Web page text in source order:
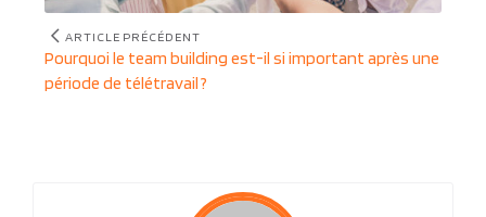
ARTICLE PRÉCÉDENT
Article
précédent
:
Pourquoi le team building est-il si important après une
période de télétravail ?